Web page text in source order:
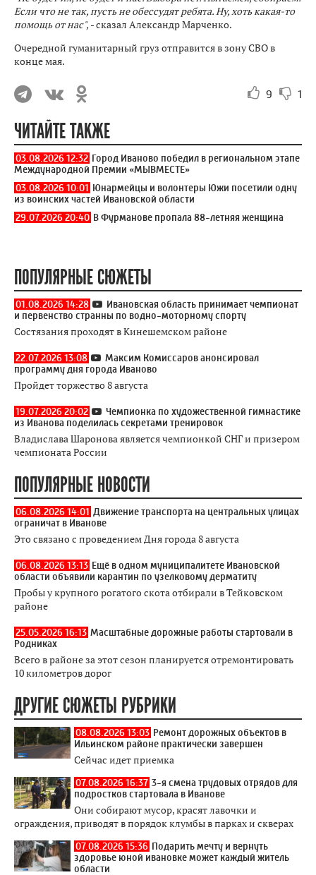
Если что не так, пусть не обессудят ребята. Ну, хоть какая-то
помощь от нас", - сказал Александр Марченко.
Очередной гуманитарный груз отправится в зону СВО в
конце мая.
9 1
ЧИТАЙТЕ ТАКЖЕ
03.08.2026 12:32 Город Иваново победил в региональном этапе
Международной Премии «МЫВМЕСТЕ»
03.08.2026 10:01 Юнармейцы и волонтеры Южи посетили одну
из воинских частей Ивановской области
29.07.2026 20:40 В Фурманове пропала 88-летняя женщина
ПОПУЛЯРНЫЕ СЮЖЕТЫ
01.08.2026 14:28
Ивановская область принимает чемпионат
и первенство странны по водно-моторному спорту
Состязания проходят в Кинешемском районе
22.07.2026 13:08
Максим Комиссаров анонсировал
программу дня города Иваново
Пройдет торжество 8 августа
19.07.2026 20:02
Чемпионка по художественной гимнастике
из Иванова поделилась секретами тренировок
Владислава Шаронова является чемпионкой СНГ и призером
чемпионата России
ПОПУЛЯРНЫЕ НОВОСТИ
06.08.2026 14:01 Движение транспорта на центральных улицах
ограничат в Иванове
Это связано с проведением Дня города 8 августа
06.08.2026 13:13 Ещё в одном муниципалитете Ивановской
области объявили карантин по узелковому дерматиту
Пробы у крупного рогатого скота отбирали в Тейковском
районе
25.05.2026 16:13 Масштабные дорожные работы стартовали в
Родниках
Всего в районе за этот сезон планируется отремонтировать
10 километров дорог
ДРУГИЕ СЮЖЕТЫ РУБРИКИ
08.08.2026 13:03 Ремонт дорожных объектов в
Ильинском районе практически завершен
Сейчас идет приемка
07.08.2026 16:37 3-я смена трудовых отрядов для
подростков стартовала в Иванове
Они собирают мусор, красят лавочки и
ограждения, приводят в порядок клумбы в парках и скверах
07.08.2026 15:36 Подарить мечту и вернуть
здоровье юной ивановке может каждый житель
области